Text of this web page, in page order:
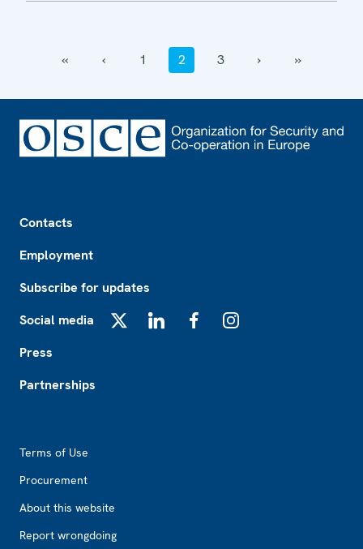
‹‹ ‹ 1 2 3 › ››
Contacts
Employment
Subscribe for updates
Social media
Press
Partnerships
Terms of Use
Procurement
About this website
Report wrongdoing